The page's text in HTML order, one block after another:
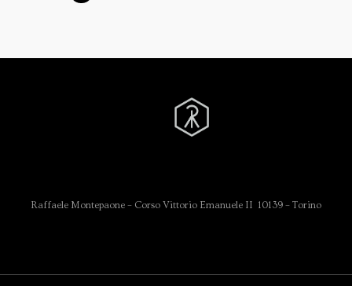
Raffaele Montepaone – Corso Vittorio Emanuele II 10139 – Torino